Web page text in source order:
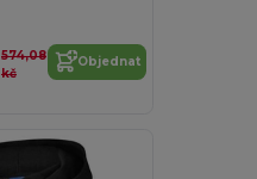
574,08
kč
Objednat